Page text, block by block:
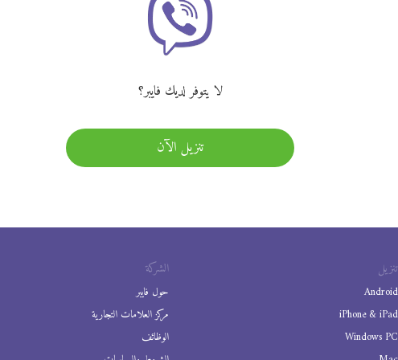
لا يتوفر لديك فايبر؟
تنزيل الآن
الشركة
حول فايبر
مركز العلامات التجارية
الوظائف
تنزيل
Android
iPhone & iPad
Windows PC